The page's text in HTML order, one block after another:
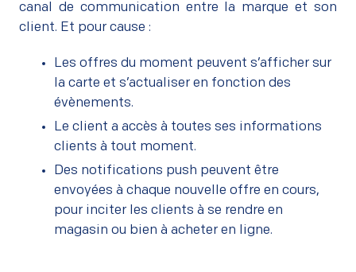
canal de communication entre la marque et son
client. Et pour cause :
Les offres du moment peuvent s’afficher sur
la carte et s’actualiser en fonction des
évènements.
Le client a accès à toutes ses informations
clients à tout moment.
Des notifications push peuvent être
envoyées à chaque nouvelle offre en cours,
pour inciter les clients à se rendre en
magasin ou bien à acheter en ligne.